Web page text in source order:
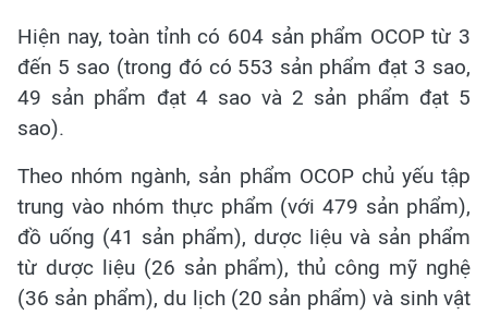
Hiện nay, toàn tỉnh có 604 sản phẩm OCOP từ 3
đến 5 sao (trong đó có 553 sản phẩm đạt 3 sao,
49 sản phẩm đạt 4 sao và 2 sản phẩm đạt 5
sao).
Theo nhóm ngành, sản phẩm OCOP chủ yếu tập
trung vào nhóm thực phẩm (với 479 sản phẩm),
đồ uống (41 sản phẩm), dược liệu và sản phẩm
từ dược liệu (26 sản phẩm), thủ công mỹ nghệ
(36 sản phẩm), du lịch (20 sản phẩm) và sinh vật